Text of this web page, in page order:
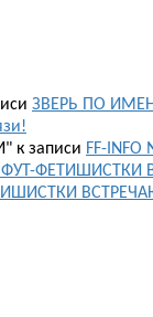
ЗВЕРЬ ПО
к записи FF-
ФУТ-ФЕТИШИСТКИ